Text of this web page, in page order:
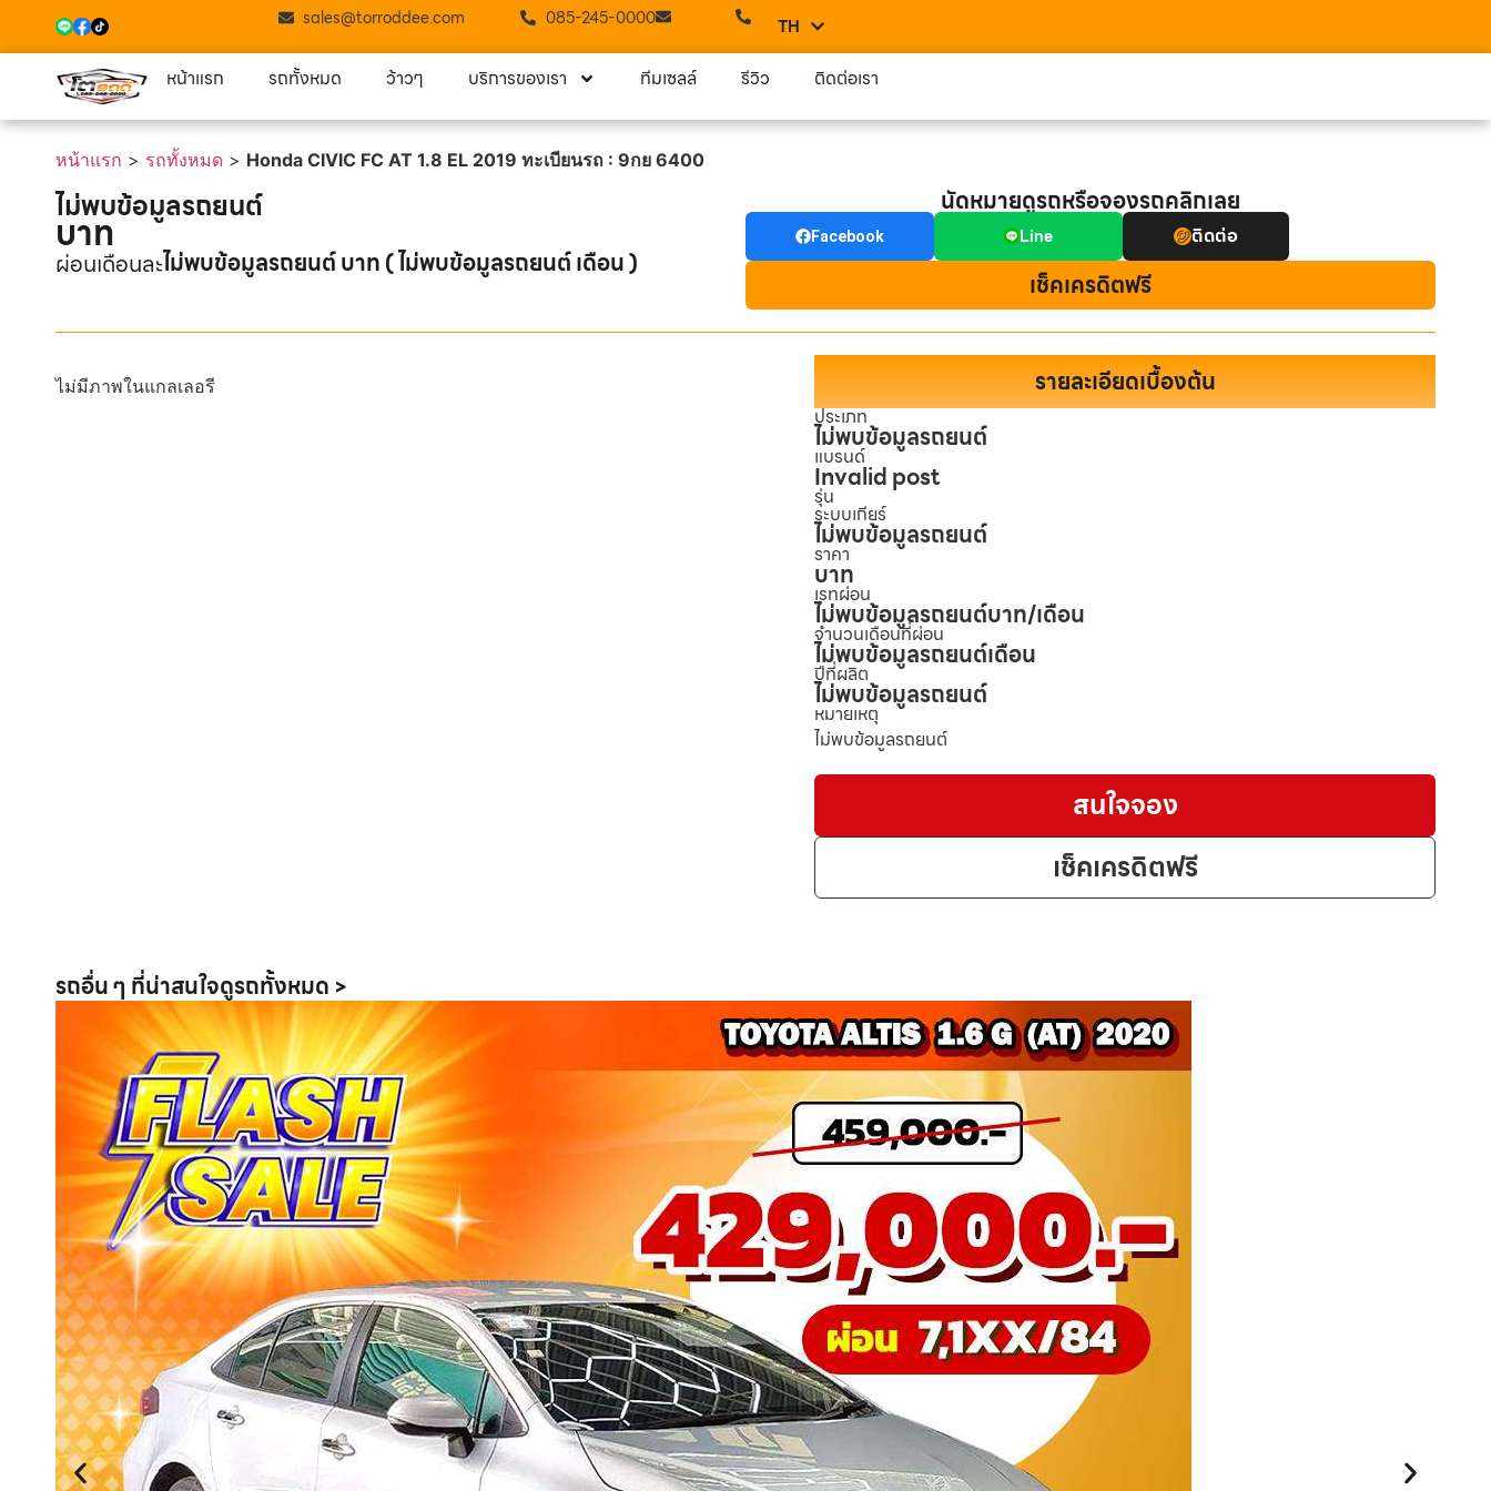
sales@torroddee.com 085-245-0000 TH
EN
หน้าแรก รถทั้งหมด ว้าวๆ บริการของเรา ทีมเซลล์ รีวิว ติดต่อเรา
หน้าแรก > รถทั้งหมด > Honda CIVIC FC AT 1.8 EL 2019 ทะเบียนรถ : 9กย 6400
ไม่พบข้อมูลรถยนต์
บาท
ผ่อนเดือนละไม่พบข้อมูลรถยนต์ บาท ( ไม่พบข้อมูลรถยนต์ เดือน )
นัดหมายดูรถหรือจองรถคลิกเลย
Facebook Line ติดต่อ
เช็คเครดิตฟรี
ไม่มีภาพในแกลเลอรี รายละเอียดเบื้องต้น
ประเภท
ไม่พบข้อมูลรถยนต์
แบรนด์
Invalid post
รุ่น
ระบบเกียร์
ไม่พบข้อมูลรถยนต์
ราคา
บาท
เรทผ่อน
ไม่พบข้อมูลรถยนต์บาท/เดือน
จำนวนเดือนที่ผ่อน
ไม่พบข้อมูลรถยนต์เดือน
ปีที่ผลิต
ไม่พบข้อมูลรถยนต์
หมายเหตุ
ไม่พบข้อมูลรถยนต์
สนใจจอง
เช็คเครดิตฟรี
รถอื่น ๆ ที่น่าสนใจดูรถทั้งหมด >